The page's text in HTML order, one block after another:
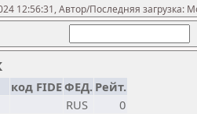
12:56:31, Автор/Последняя загрузка:
код FIDEФЕД. Рейт.
RUS
0